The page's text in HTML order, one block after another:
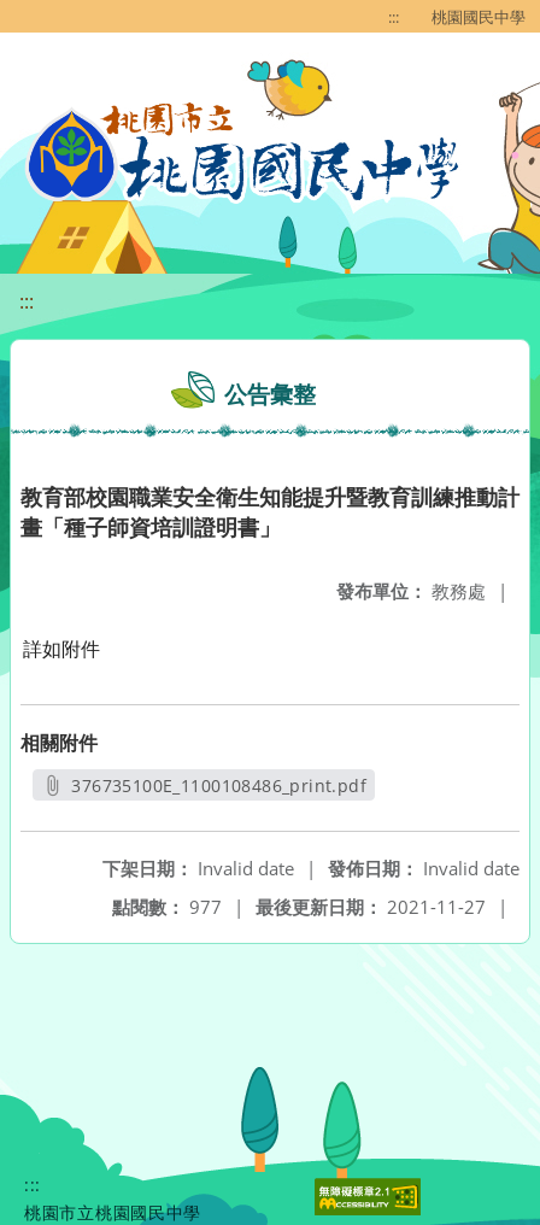
::: 桃園國民中學
:::
公告彙整
教育部校園職業安全衛生知能提升暨教育訓練推動計
畫「種子師資培訓證明書」
發布單位： 教務處 |
詳如附件
相關附件
376735100E_1100108486_print.pdf
發佈日期： Invalid date
下架日期： Invalid date
|
最後更新日期： 2021-11-27 |
點閱數： 977 |
:::
桃園市立桃園國民中學